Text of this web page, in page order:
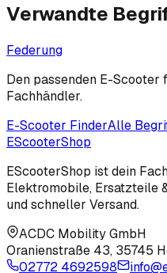
Verwandte
Federung
Den passenden E-Scooter
Fachhändler.
E-Scooter FinderAlle
EScooterShop
EScooterShop ist dein
Elektromobile, Ersatzteile
und schneller Versand.
ACDC Mobility GmbH
Oranienstraße 43, 35745
02772 4692598